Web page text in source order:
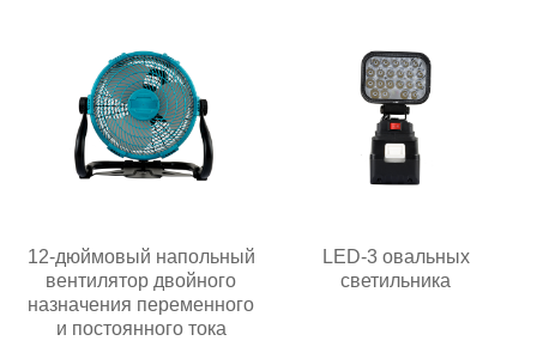
12-дюймовый напольный
вентилятор двойного
назначения переменного
и постоянного тока
LED-3 овальных
светильника